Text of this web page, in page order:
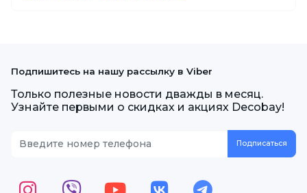
Подпишитесь на нашу рассылку в Viber
Только полезные новости дважды в месяц.
Узнайте первыми о скидках и акциях Decobay!